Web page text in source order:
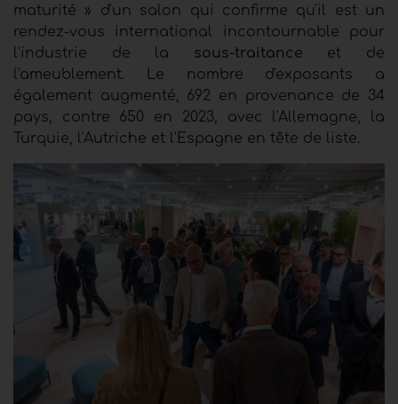
maturité » d'un salon qui confirme qu'il est un
rendez-vous international incontournable pour
l'industrie de la sous-traitance et de
l'ameublement. Le nombre d'exposants a
également augmenté, 692 en provenance de 34
pays, contre 650 en 2023, avec l'Allemagne, la
Turquie, l'Autriche et l'Espagne en tête de liste.